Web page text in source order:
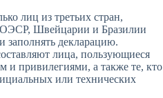
лиц из третьих стран,
Швейцарии и Бразилии
заполнять декларацию.
лица, пользующиеся
и привилегиями, а также те, кто
или технических